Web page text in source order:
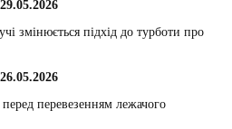
29.05.2026
змінюється підхід до турботи про
26.05.2026
перевезенням лежачого